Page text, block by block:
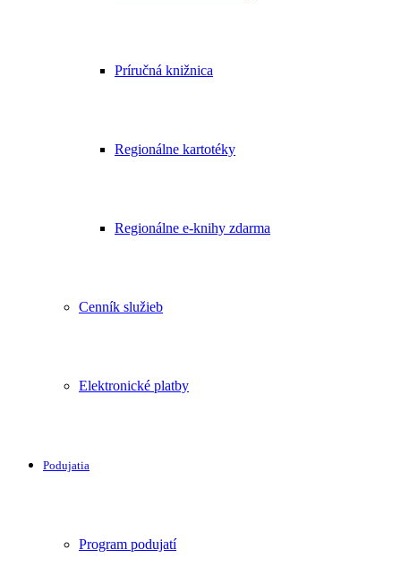
Príručná knižnica
Regionálne kartotéky
Regionálne e-knihy zdarma
Cenník služieb
Elektronické platby
Podujatia
Program podujatí